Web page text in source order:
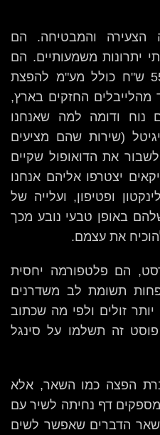
והמבטיחה. הם
יתרונות משמעותיים. הם
זולים יותר מהמתחרים (550 ש"ח כולל מע"מ להפצת
החזקים בארץ,
ודומה למה שאנחנו
(שירות שהם מציעים
את הדואופול שקיים
יצטרפו אליהם אנחנו
ופטיפון, ועלייה של
באופן טבעי נובע מכך
את עצמם.
הם פלטפורמה יחסית
תשומת לב משדרנים
זולים ולפי מה שכתוב
זה תשלמו על סינגל
הפצה כמו השאר, אלא
מספקים דף נחיתה לשיר עם
הדברים שאפשר לשים